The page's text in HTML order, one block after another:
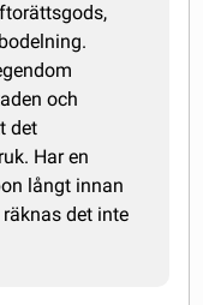
och
det
Har en
långt innan
det inte